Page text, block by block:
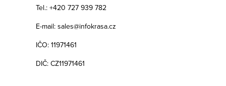
Tel.: +420 727 939 782
E-mail: sales@infokrasa.cz
IČO: 11971461
DIČ: CZ11971461